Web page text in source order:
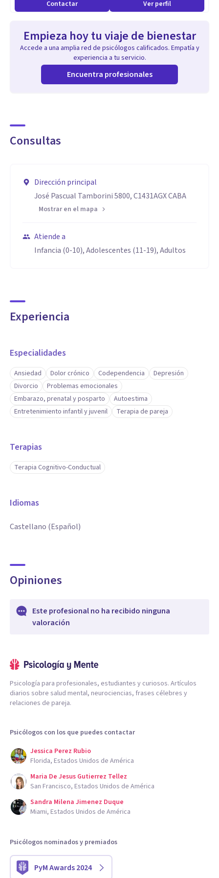
Dolor Crónico, Autoestima.
Aptitudes
Toda mi experiencia y conocimiento a favor de mis
pacientes, pero combinados con AMOR
Contactar Ver perfil
Empieza hoy tu viaje de bienestar
Accede a una amplia red de psicólogos calificados. Empatía y
experiencia a tu servicio.
Encuentra profesionales
Consultas
Dirección principal
José Pascual Tamborini 5800, C1431AGX CABA
Mostrar en el mapa
Atiende a
Infancia (0-10), Adolescentes (11-19), Adultos
Experiencia
Especialidades
Ansiedad Dolor crónico Codependencia
Depresión
Divorcio
Problemas emocionales
Embarazo, prenatal y posparto
Autoestima
Entretenimiento infantil y juvenil
Terapia de pareja
Terapias
Terapia Cognitivo-Conductual
Idiomas
Castellano (Español)
Opiniones
Este profesional no ha recibido ninguna
valoración
Psicología para profesionales, estudiantes y curiosos. Artículos
diarios sobre salud mental, neurociencias, frases célebres y
relaciones de pareja.
Psicólogos con los que puedes contactar
Jessica Perez Rubio
Florida, Estados Unidos de América
Maria De Jesus Gutierrez Tellez
San Francisco, Estados Unidos de América
Sandra Milena Jimenez Duque
Miami, Estados Unidos de América
Psicólogos nominados y premiados
PyM Awards 2024